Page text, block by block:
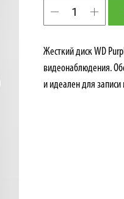
Жесткий диск WD
видеонаблюдения.
и идеален для